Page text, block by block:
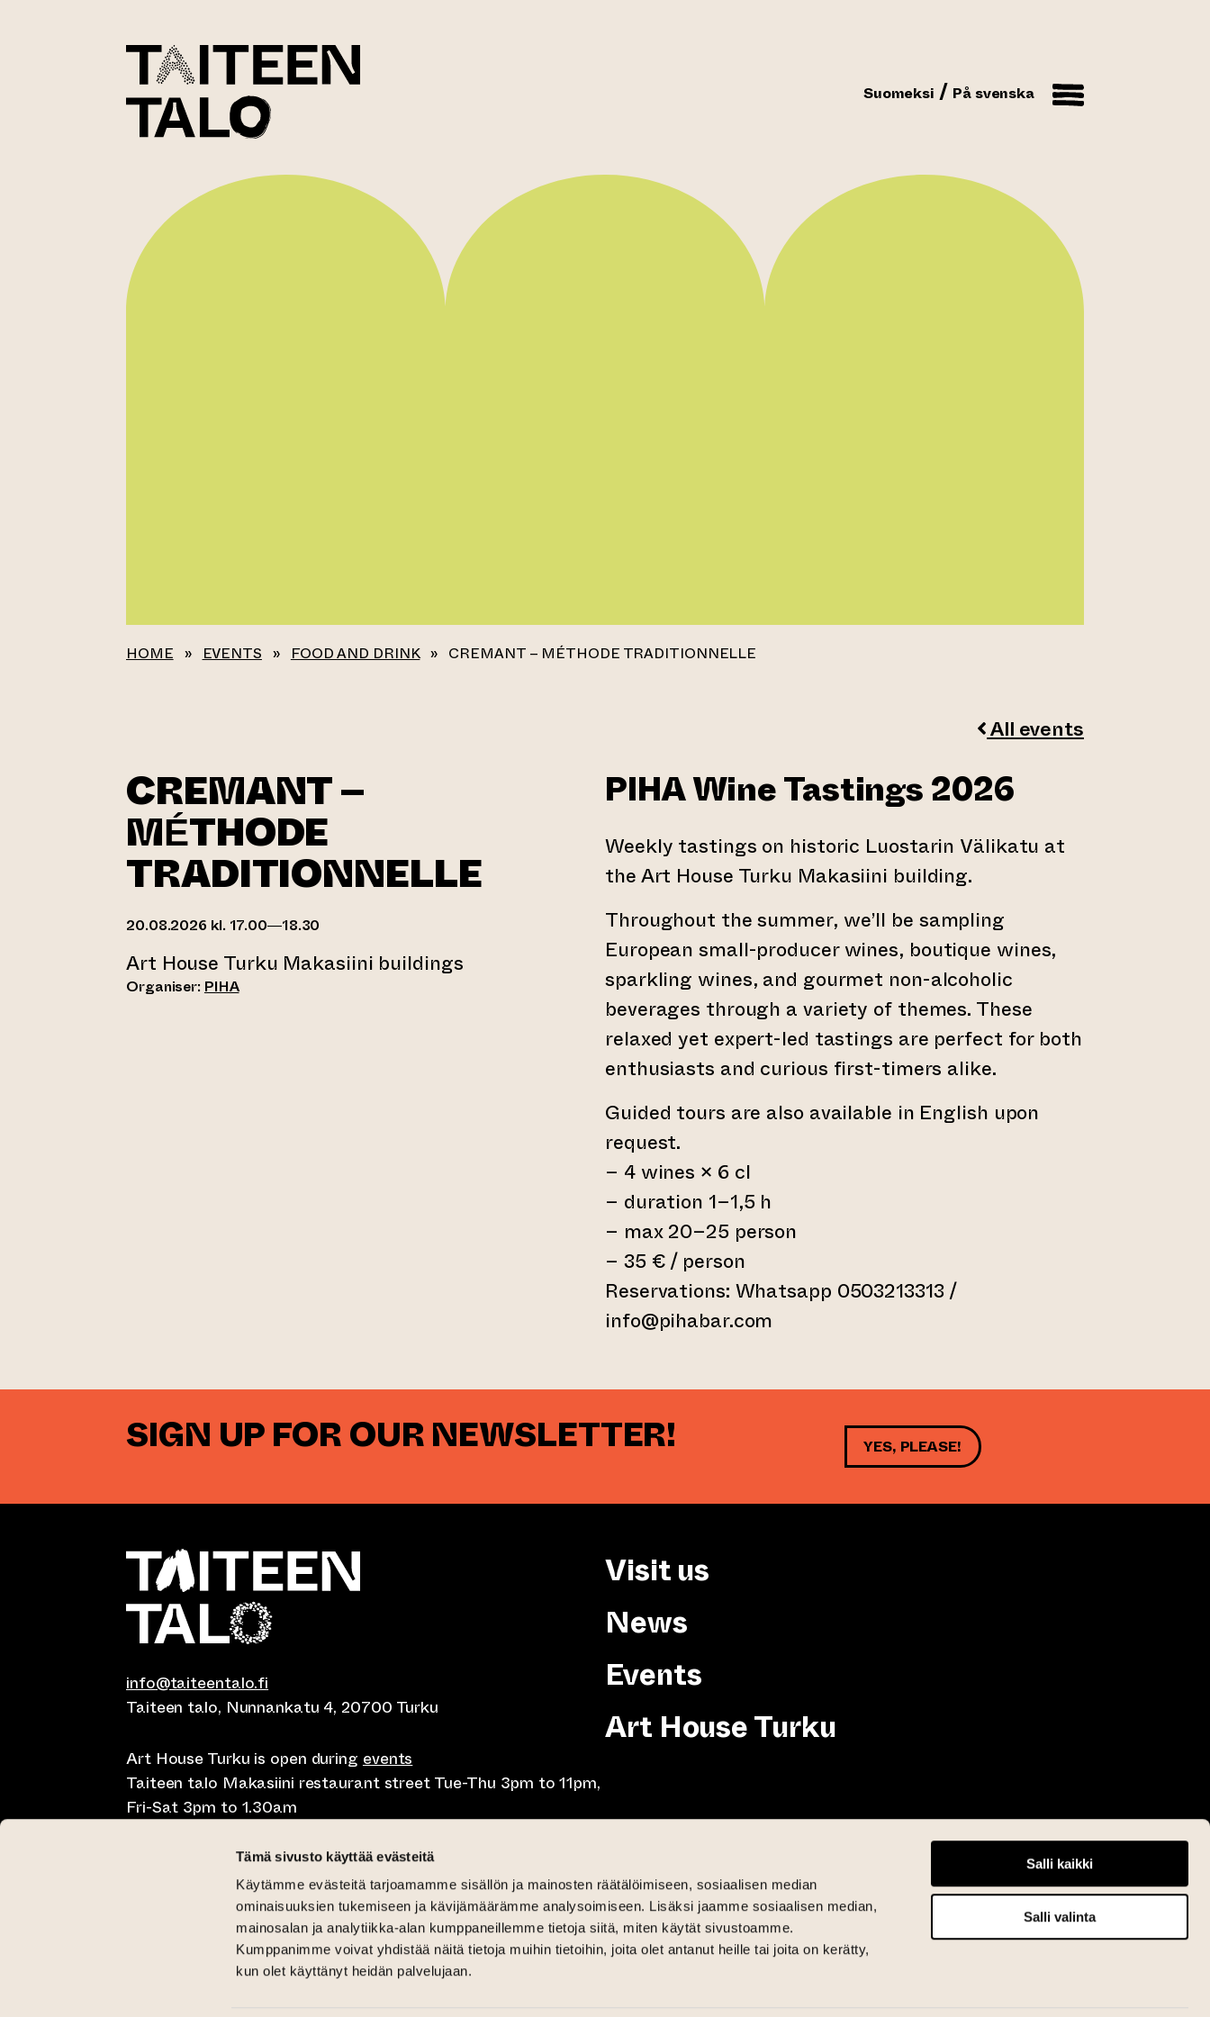
Tämä sivusto käyttää evästeitä
Käytämme evästeitä tarjoamamme sisällön ja mainosten räätälöimiseen, sosiaalisen median
ominaisuuksien tukemiseen ja kävijämäärämme analysoimiseen. Lisäksi jaamme sosiaalisen median,
mainosalan ja analytiikka-alan kumppaneillemme tietoja siitä, miten käytät sivustoamme.
Kumppanimme voivat yhdistää näitä tietoja muihin tietoihin, joita olet antanut heille tai joita on kerätty,
kun olet käyttänyt heidän palvelujaan.
Salli kaikki
Salli valinta
Suomeksi På svenska
HOME » EVENTS » FOOD AND DRINK » CREMANT – MÉTHODE TRADITIONNELLE
All events
CREMANT –
MÉTHODE
TRADITIONNELLE
20.08.2026 kl. 17.00—18.30
Art House Turku Makasiini buildings
Organiser: PIHA
PIHA Wine Tastings 2026
Weekly tastings on historic Luostarin Välikatu at
the Art House Turku Makasiini building.
Throughout the summer, we’ll be sampling
European small-producer wines, boutique wines,
sparkling wines, and gourmet non-alcoholic
beverages through a variety of themes. These
relaxed yet expert-led tastings are perfect for both
enthusiasts and curious first-timers alike.
Guided tours are also available in English upon
request.
– 4 wines × 6 cl
– duration 1–1,5 h
– max 20–25 person
– 35 € / person
Reservations: Whatsapp 0503213313 /
info@pihabar.com
SIGN UP FOR OUR NEWSLETTER! YES, PLEASE!
info@taiteentalo.fi
Taiteen talo, Nunnankatu 4, 20700 Turku
Art House Turku is open during events
Taiteen talo Makasiini restaurant street Tue-Thu 3pm to 11pm,
Fri-Sat 3pm to 1.30am
Café Elephanten Sun-Mon 10am to 8pm, Tue-Thu 10am to
11pm, Fri-Sat 10am to 1.30am
Restaurant Pegasus Taiteen talo Mon-Fri lunch 10.30-15,
Saturday lunch 11am to 3pm and Sunday brunch 11am until 3pm
Critical Gallery Tue-Sun 12pm until 6pm
Gallery Aski Tue-Fri 12pm until 6pm and Sat-Sun 12pm until 4pm
Visit us
News
Events
Art House Turku